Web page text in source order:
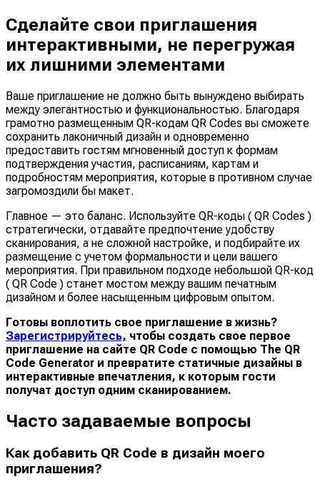
Сделайте свои приглашения
интерактивными, не перегружая
их лишними элементами
Ваше приглашение не должно быть вынуждено выбирать
между элегантностью и функциональностью. Благодаря
грамотно размещенным QR-кодам QR Codes вы сможете
сохранить лаконичный дизайн и одновременно
предоставить гостям мгновенный доступ к формам
подтверждения участия, расписаниям, картам и
подробностям мероприятия, которые в противном случае
загромоздили бы макет.
Главное — это баланс. Используйте QR-коды ( QR Codes )
стратегически, отдавайте предпочтение удобству
сканирования, а не сложной настройке, и подбирайте их
размещение с учетом формальности и цели вашего
мероприятия. При правильном подходе небольшой QR-код
( QR Code ) станет мостом между вашим печатным
дизайном и более насыщенным цифровым опытом.
Готовы воплотить свое приглашение в жизнь?
Зарегистрируйтесь, чтобы создать свое первое
приглашение на сайте QR Code с помощью The QR
Code Generator и превратите статичные дизайны в
интерактивные впечатления, к которым гости
получат доступ одним сканированием.
Часто задаваемые вопросы
Как добавить QR Code в дизайн моего
приглашения?